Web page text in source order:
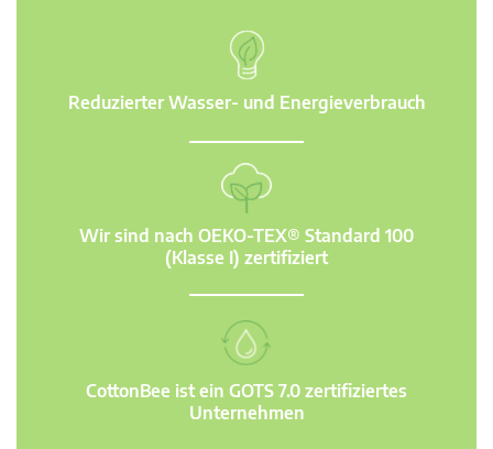
Reduzierter Wasser- und Energieverbrauch
Wir sind nach OEKO-TEX® Standard 100
(Klasse I) zertifiziert
CottonBee ist ein GOTS 7.0 zertifiziertes
Unternehmen